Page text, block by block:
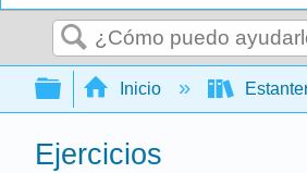
Buscar
Expandir/contraer
Inicio
Ejercicios